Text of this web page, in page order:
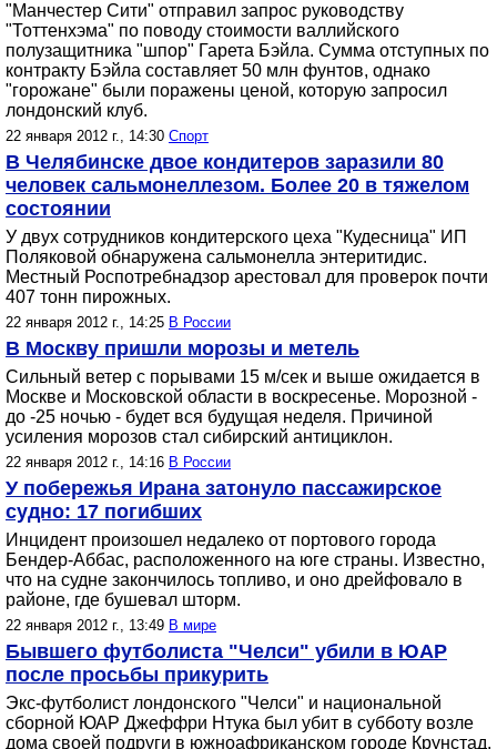
"Манчестер Сити" отправил запрос руководству
"Тоттенхэма" по поводу стоимости валлийского
полузащитника "шпор" Гарета Бэйла. Сумма отступных по
контракту Бэйла составляет 50 млн фунтов, однако
"горожане" были поражены ценой, которую запросил
лондонский клуб.
22 января 2012 г., 14:30 Спорт
В Челябинске двое кондитеров заразили 80
человек сальмонеллезом. Более 20 в тяжелом
состоянии
У двух сотрудников кондитерского цеха "Кудесница" ИП
Поляковой обнаружена сальмонелла энтеритидис.
Местный Роспотребнадзор арестовал для проверок почти
407 тонн пирожных.
22 января 2012 г., 14:25 В России
В Москву пришли морозы и метель
Сильный ветер с порывами 15 м/сек и выше ожидается в
Москве и Московской области в воскресенье. Морозной -
до -25 ночью - будет вся будущая неделя. Причиной
усиления морозов стал сибирский антициклон.
22 января 2012 г., 14:16 В России
У побережья Ирана затонуло пассажирское
судно: 17 погибших
Инцидент произошел недалеко от портового города
Бендер-Аббас, расположенного на юге страны. Известно,
что на судне закончилось топливо, и оно дрейфовало в
районе, где бушевал шторм.
22 января 2012 г., 13:49 В мире
Бывшего футболиста "Челси" убили в ЮАР
после просьбы прикурить
Экс-футболист лондонского "Челси" и национальной
сборной ЮАР Джеффри Нтука был убит в субботу возле
дома своей подруги в южноафриканском городе Крунстад.